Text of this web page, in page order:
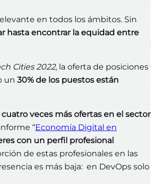
en todos los ámbitos. Sin
hasta encontrar la equidad entre
Cities 2022, la oferta de posiciones
un 30% de los puestos están
cuatro veces más ofertas en el sector
“Economía Digital en
con un perfil profesional
de estas profesionales en las
es más baja: en DevOps solo